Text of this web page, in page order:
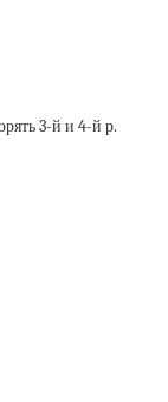
3-й и 4-й р.